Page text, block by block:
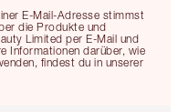
E-Mail-Adresse stimmst
die Produkte und
Limited per E-Mail und
Informationen darüber, wie
findest du in unserer